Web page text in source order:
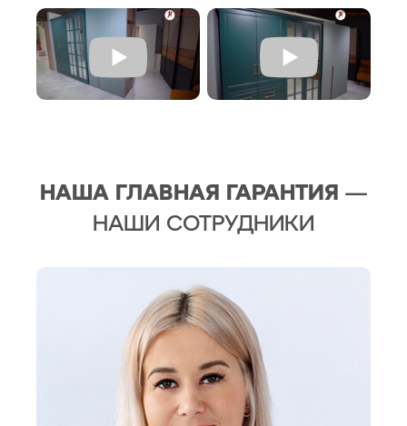
НАША ГЛАВНАЯ ГАРАНТИЯ —
НАШИ СОТРУДНИКИ